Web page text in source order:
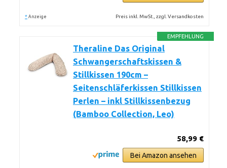
* Anzeige Preis inkl. MwSt., zzgl. Versandkosten
EMPFEHLUNG
Theraline Das Original
Schwangerschaftskissen &
Stillkissen 190cm –
Seitenschläferkissen Stillkissen
Perlen – inkl Stillkissenbezug
(Bamboo Collection, Leo)
58,99 €
Bei Amazon ansehen